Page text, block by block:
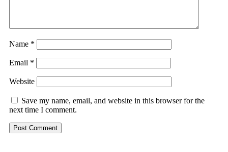
Name *
Email *
Website
Save my name, email, and website in this browser for the
next time I comment.